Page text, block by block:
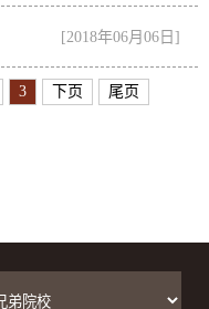
[2018年06月06日]
3 下页 尾页